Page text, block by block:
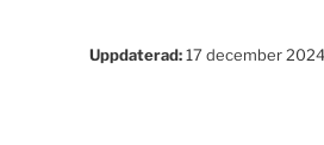
Uppdaterad:17 december 2024